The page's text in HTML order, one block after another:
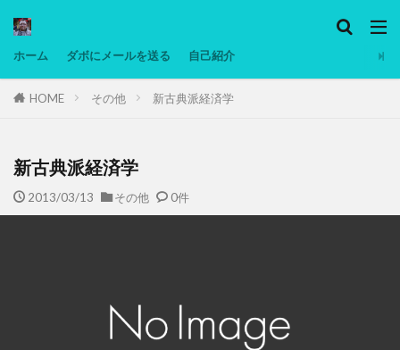
ホーム ダボにメールを送る 自己紹介
HOME その他 新古典派経済学
新古典派経済学
2013/03/13 その他 0件
タグ
マレーシア動画
備忘録
動画 日本人村社会 脱水シート